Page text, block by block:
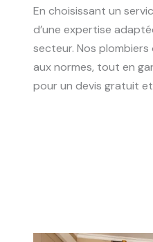
En choisissant un
d’une expertise
secteur. Nos
aux normes, tout en
pour un devis gratuit